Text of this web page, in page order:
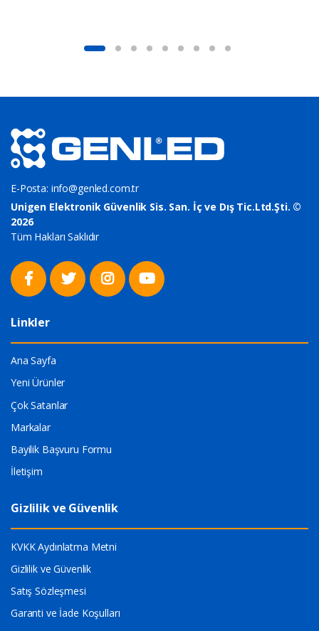
E-Posta: info@genled.com.tr
Unigen Elektronik Güvenlik Sis. San. İç ve Dış Tic.Ltd.Şti. ©
2026
Tüm Hakları Saklıdır
Linkler
Ana Sayfa
Yeni Ürünler
Çok Satanlar
Markalar
Bayilik Başvuru Formu
İletişim
Gizlilik ve Güvenlik
KVKK Aydınlatma Metni
Gizlilik ve Güvenlik
Satış Sözleşmesi
Garanti ve İade Koşulları